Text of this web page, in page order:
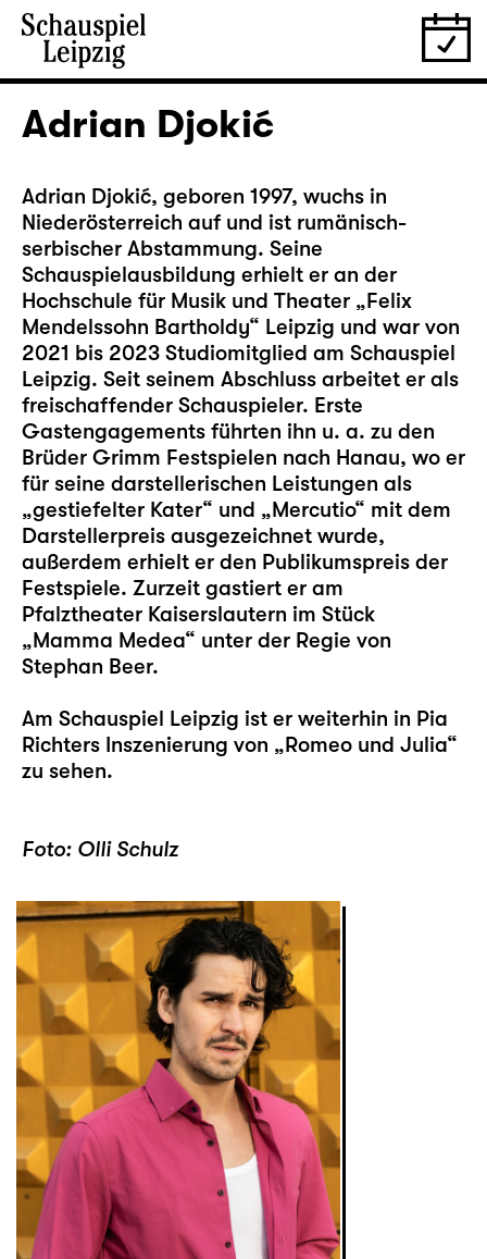
Adrian Djokić
Adrian Djokić, geboren 1997, wuchs in
Niederösterreich auf und ist rumänisch-
serbischer Abstammung. Seine
Schauspielausbildung erhielt er an der
Hochschule für Musik und Theater „Felix
Mendelssohn Bartholdy“ Leipzig und war von
2021 bis 2023 Studiomitglied am Schauspiel
Leipzig. Seit seinem Abschluss arbeitet er als
freischaffender Schauspieler. Erste
Gastengagements führten ihn u. a. zu den
Brüder Grimm Festspielen nach Hanau, wo er
für seine darstellerischen Leistungen als
„gestiefelter Kater“ und „Mercutio“ mit dem
Darstellerpreis ausgezeichnet wurde,
außerdem erhielt er den Publikumspreis der
Festspiele. Zurzeit gastiert er am
Pfalztheater Kaiserslautern im Stück
„Mamma Medea“ unter der Regie von
Stephan Beer.
Am Schauspiel Leipzig ist er weiterhin in Pia
Richters Inszenierung von „Romeo und Julia“
zu sehen.
Foto: Olli Schulz